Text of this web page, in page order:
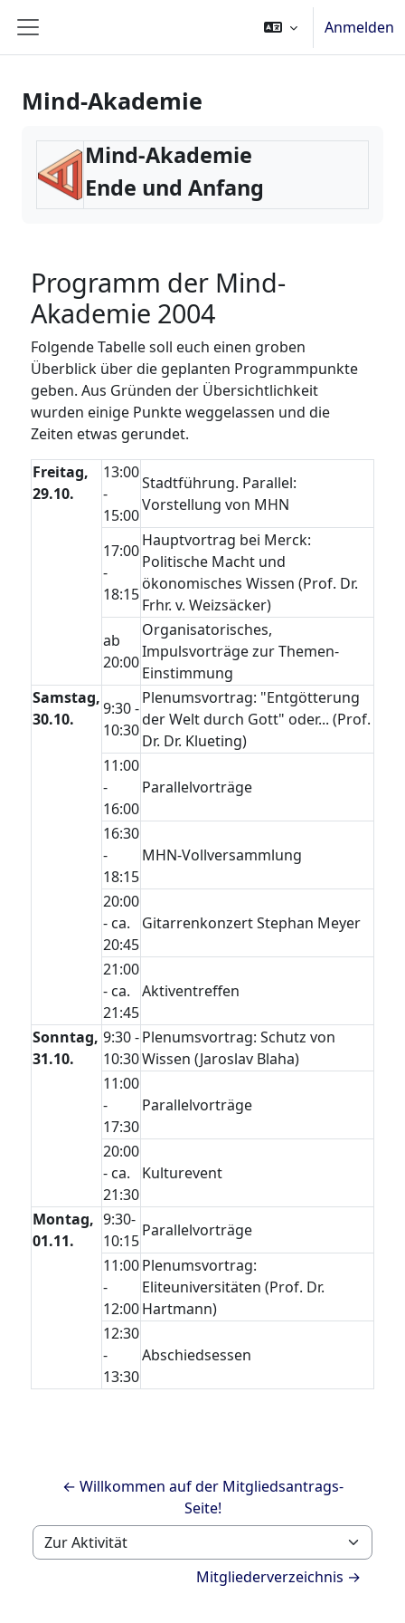
Website-Übersicht
Anmelden
Mind-Akademie
Mind-Akademie
Ende und Anfang
Programm der Mind-
Akademie 2004
Folgende Tabelle soll euch einen groben
Überblick über die geplanten Programmpunkte
geben. Aus Gründen der Übersichtlichkeit
wurden einige Punkte weggelassen und die
Zeiten etwas gerundet.
Freitag,
29.10.
13:00
-
15:00
Stadtführung. Parallel:
Vorstellung von MHN
17:00
-
18:15
Hauptvortrag bei Merck:
Politische Macht und
ökonomisches Wissen (Prof. Dr.
Frhr. v. Weizsäcker)
ab
20:00
Organisatorisches,
Impulsvorträge zur Themen-
Einstimmung
Samstag,
30.10.
9:30 -
10:30
Plenumsvortrag: "Entgötterung
der Welt durch Gott" oder... (Prof.
Dr. Dr. Klueting)
11:00
-
16:00
Parallelvorträge
16:30
-
18:15
MHN-Vollversammlung
20:00
- ca.
20:45
Gitarrenkonzert Stephan Meyer
21:00
- ca.
21:45
Aktiventreffen
Sonntag,
31.10.
9:30 -
10:30
Plenumsvortrag: Schutz von
Wissen (Jaroslav Blaha)
11:00
-
17:30
Parallelvorträge
20:00
- ca.
21:30
Kulturevent
Montag,
01.11.
9:30-
10:15
Parallelvorträge
11:00
-
12:00
Plenumsvortrag:
Eliteuniversitäten (Prof. Dr.
Hartmann)
12:30
-
13:30
Abschiedsessen
← Willkommen auf der Mitgliedsantrags-
Seite!
Zur Aktivität
Mitgliederverzeichnis →